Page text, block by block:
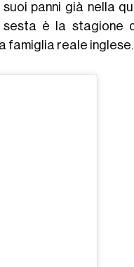
panni già nella
sesta è la stagione
famiglia reale inglese.